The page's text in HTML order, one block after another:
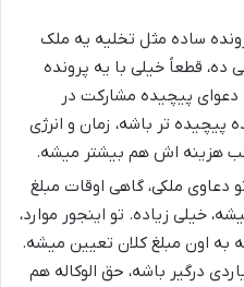
ساده مثل تخلیه یه ملک
ده، قطعاً خیلی با یه پرونده
دعوای پیچیده مشارکت در
تر باشه، زمان و انرژی
هزینه اش هم بیشتر میشه.
دعاوی ملکی، گاهی اوقات مبلغ
خیلی زیاده. تو اینجور موارد،
به اون مبلغ کلان تعیین میشه.
درگیر باشه، حق الوکاله هم